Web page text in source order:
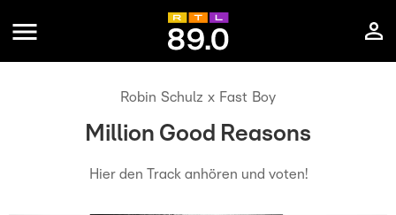
Robin Schulz x Fast Boy
Million Good Reasons
Hier den Track anhören und voten!